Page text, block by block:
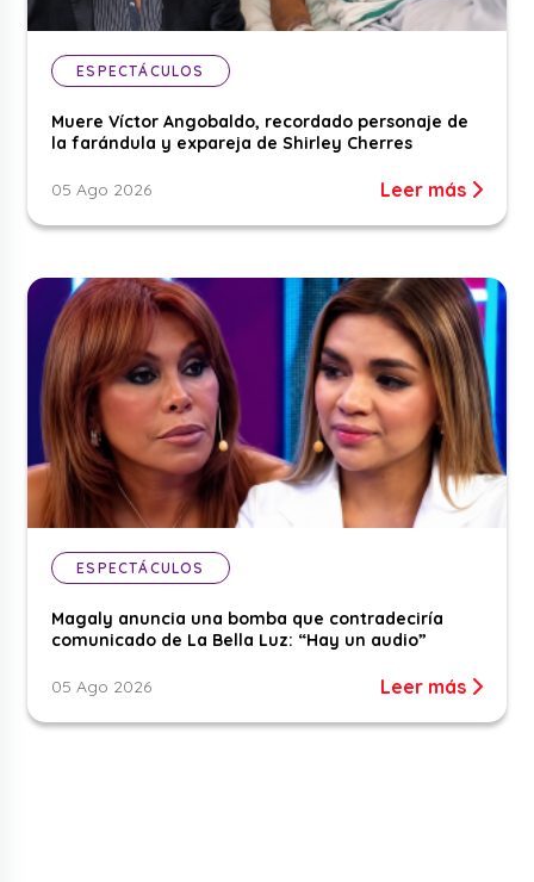
ESPECTÁCULOS
Muere Víctor Angobaldo, recordado personaje de
la farándula y expareja de Shirley Cherres
05 Ago 2026 Leer más
ESPECTÁCULOS
Magaly anuncia una bomba que contradeciría
comunicado de La Bella Luz: “Hay un audio”
05 Ago 2026 Leer más